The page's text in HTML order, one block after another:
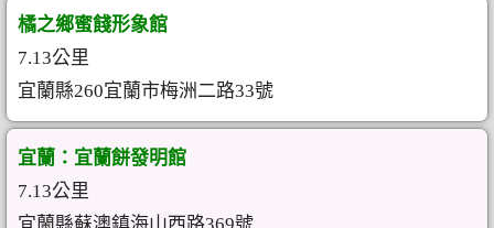
橘之鄉蜜餞形象館
7.13公里
宜蘭縣260宜蘭市梅洲二路33號
宜蘭：宜蘭餅發明館
7.13公里